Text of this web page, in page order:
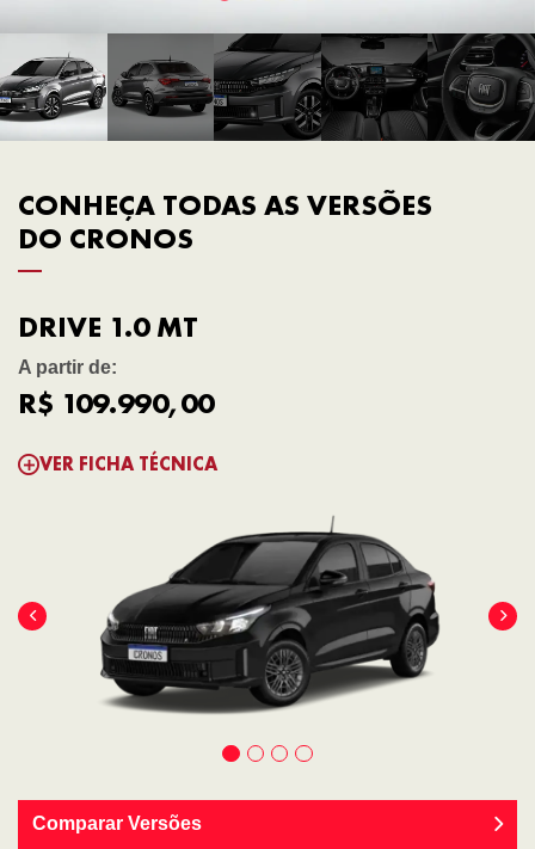
CONHEÇA TODAS AS VERSÕES
DO CRONOS
DRIVE 1.0 MT
A partir de:
R$ 109.990,00
VER FICHA TÉCNICA
Comparar Versões